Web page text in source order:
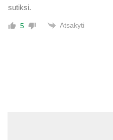
sutiksi.
5 Atsakyti